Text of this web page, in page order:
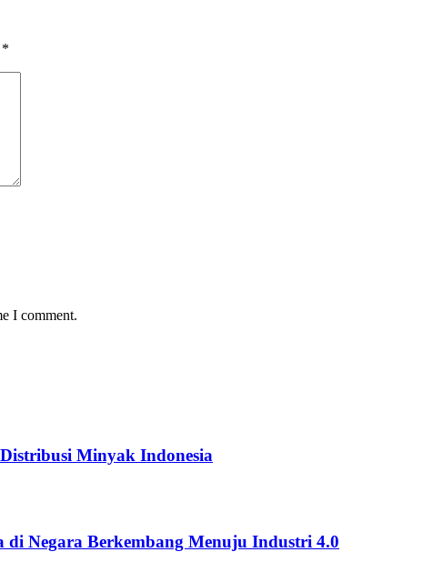
*
I comment.
Minyak Indonesia
di Negara Berkembang Menuju Industri 4.0